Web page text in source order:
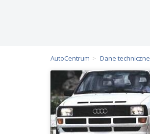
AutoCentrum Dane techniczne